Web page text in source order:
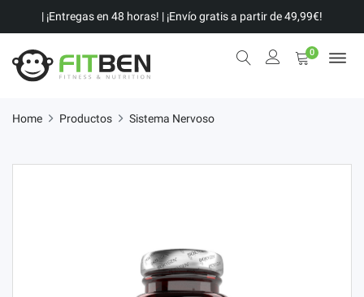
| ¡Entregas en 48 horas! | ¡Envío gratis a partir de 49,99€!
0
Home Productos Sistema Nervoso